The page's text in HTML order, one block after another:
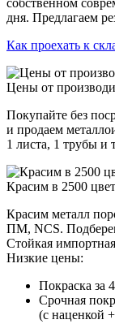
собственном
дня. Предлагаем
Как проехать к
Цены от
Покупайте без
и продаем
1 листа, 1 трубы и
Красим в 2500
Красим металл
ПМ, NCS.
Стойкая
Низкие цены:
Покраска за
Срочная
(с наценкой